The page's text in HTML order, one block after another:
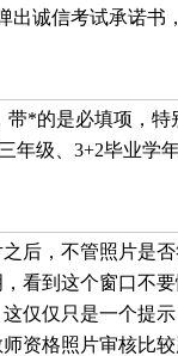
出诚信考试承诺书
带*的是必填项，特
年级、3+2毕业学
后，不管照片是
看到这个窗口不
仅仅只是一个提
资格照片审核比